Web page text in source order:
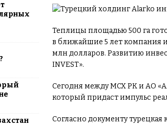
Теплицы площадью 500 га
в ближайшие 5 лет компания
млн долларов. Развитию
INVEST».
Сегодня между МСХ РК и АО
который придаст импульс
Согласно документу